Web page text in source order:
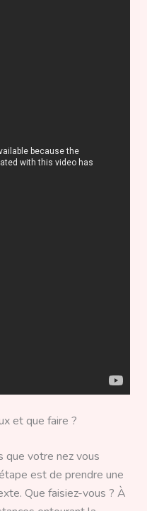
et que faire ?
que votre nez vous
est de prendre une
Que faisiez-vous ? À